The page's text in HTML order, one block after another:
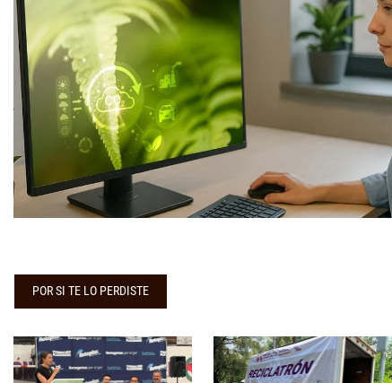
POR SI TE LO PERDISTE